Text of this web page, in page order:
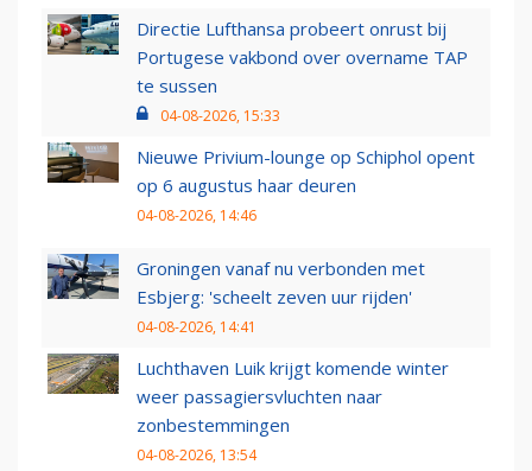
Directie Lufthansa probeert onrust bij
Portugese vakbond over overname TAP
te sussen
04-08-2026, 15:33
Nieuwe Privium-lounge op Schiphol opent
op 6 augustus haar deuren
04-08-2026, 14:46
Groningen vanaf nu verbonden met
Esbjerg: 'scheelt zeven uur rijden'
04-08-2026, 14:41
Luchthaven Luik krijgt komende winter
weer passagiersvluchten naar
zonbestemmingen
04-08-2026, 13:54